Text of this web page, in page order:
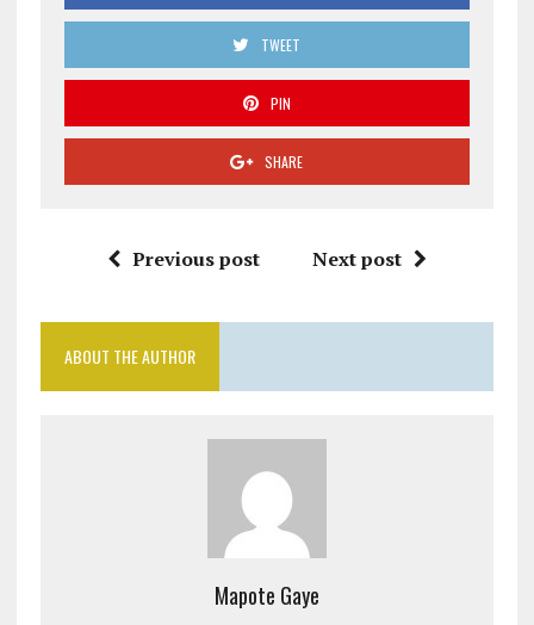
TWEET
PIN
SHARE
Previous post Next post
ABOUT THE AUTHOR
Mapote Gaye